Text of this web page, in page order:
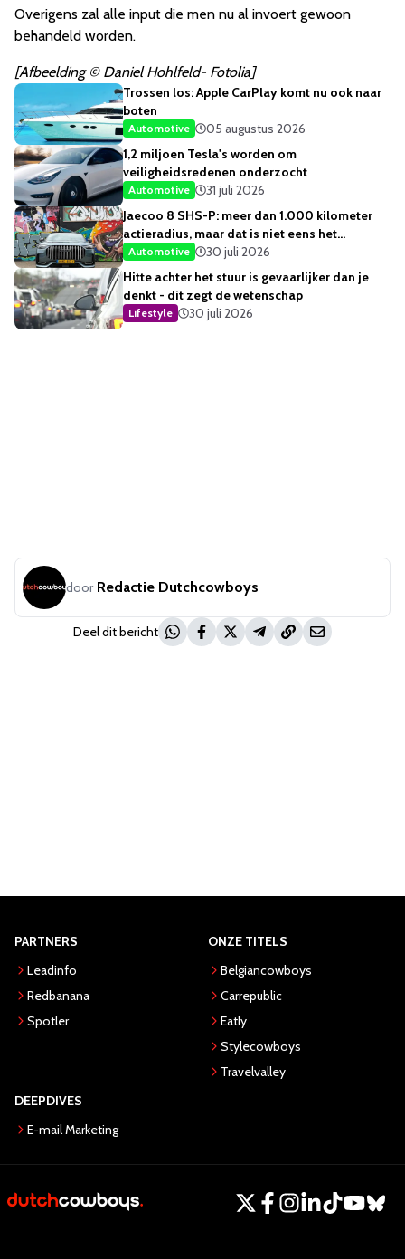
Overigens zal alle input die men nu al invoert gewoon
behandeld worden.
[Afbeelding © Daniel Hohlfeld- Fotolia]
Trossen los: Apple CarPlay komt nu ook naar
boten
Automotive
05 augustus 2026
1,2 miljoen Tesla's worden om
veiligheidsredenen onderzocht
Automotive
31 juli 2026
Jaecoo 8 SHS-P: meer dan 1.000 kilometer
actieradius, maar dat is niet eens het
opvallendste
Automotive
30 juli 2026
Hitte achter het stuur is gevaarlijker dan je
denkt - dit zegt de wetenschap
Lifestyle 30 juli 2026
door Redactie Dutchcowboys
Deel dit bericht
PARTNERS
Leadinfo
Redbanana
Spotler
ONZE TITELS
Belgiancowboys
Carrepublic
Eatly
Stylecowboys
Travelvalley
DEEPDIVES
E-mail Marketing